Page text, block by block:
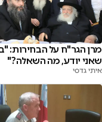
מרן הגר"ח על הבחירות:
שאני יודע, מה השאלה?"
איתי גדסי